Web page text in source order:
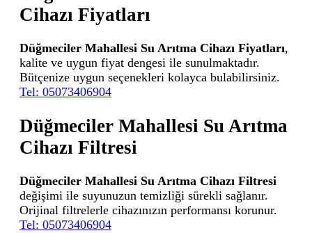
Cihazı Fiyatları
Düğmeciler Mahallesi Su Arıtma Cihazı Fiyatları,
kalite ve uygun fiyat dengesi ile sunulmaktadır.
Bütçenize uygun seçenekleri kolayca bulabilirsiniz.
Tel: 05073406904
Düğmeciler Mahallesi Su Arıtma
Cihazı Filtresi
Düğmeciler Mahallesi Su Arıtma Cihazı Filtresi
değişimi ile suyunuzun temizliği sürekli sağlanır.
Orijinal filtrelerle cihazınızın performansı korunur.
Tel: 05073406904